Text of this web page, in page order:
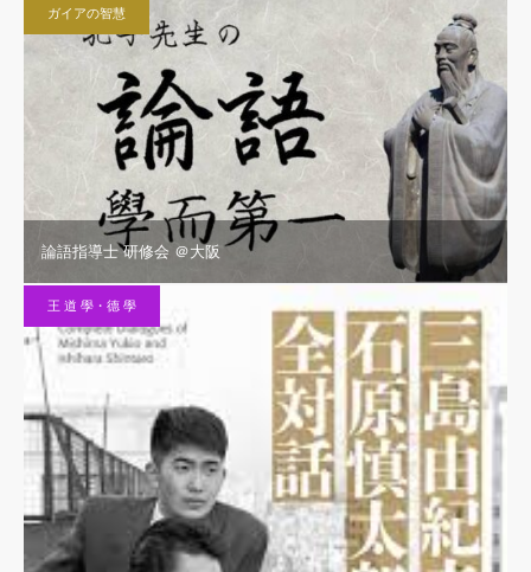
ガイアの智慧
論語指導士 研修会 ＠大阪
王 道 學・德 學